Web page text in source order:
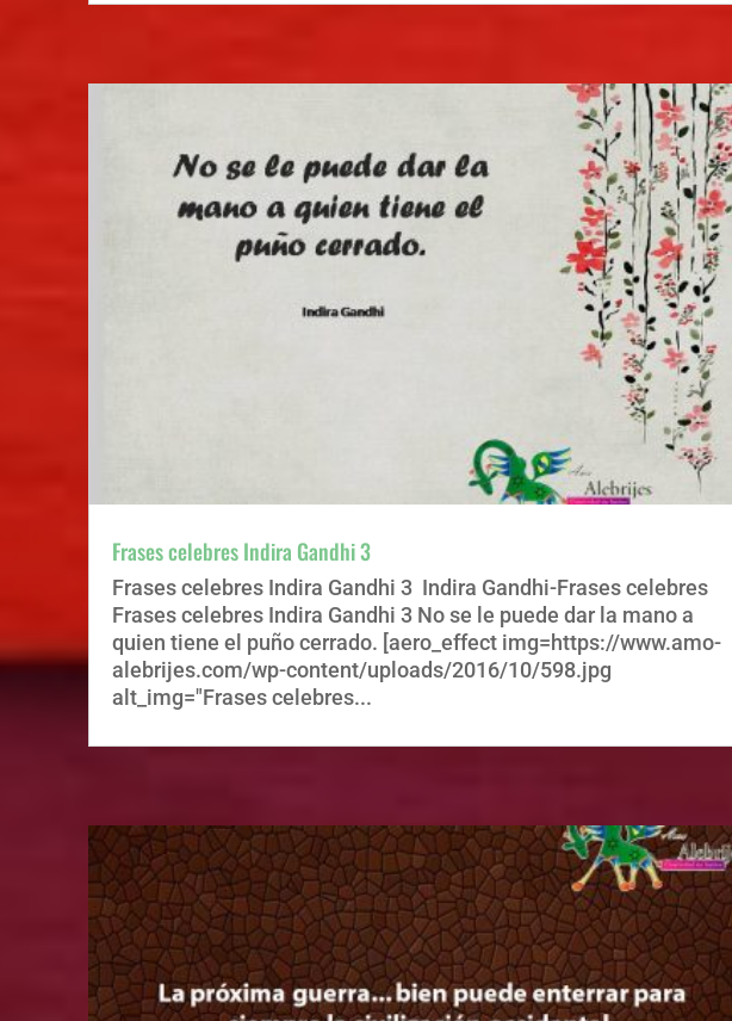
Frases celebres Indira Gandhi 3
Frases celebres Indira Gandhi 3 Indira Gandhi-Frases celebres
Frases celebres Indira Gandhi 3 No se le puede dar la mano a
quien tiene el puño cerrado. [aero_effect img=https://www.amo-
alebrijes.com/wp-content/uploads/2016/10/598.jpg
alt_img="Frases celebres...